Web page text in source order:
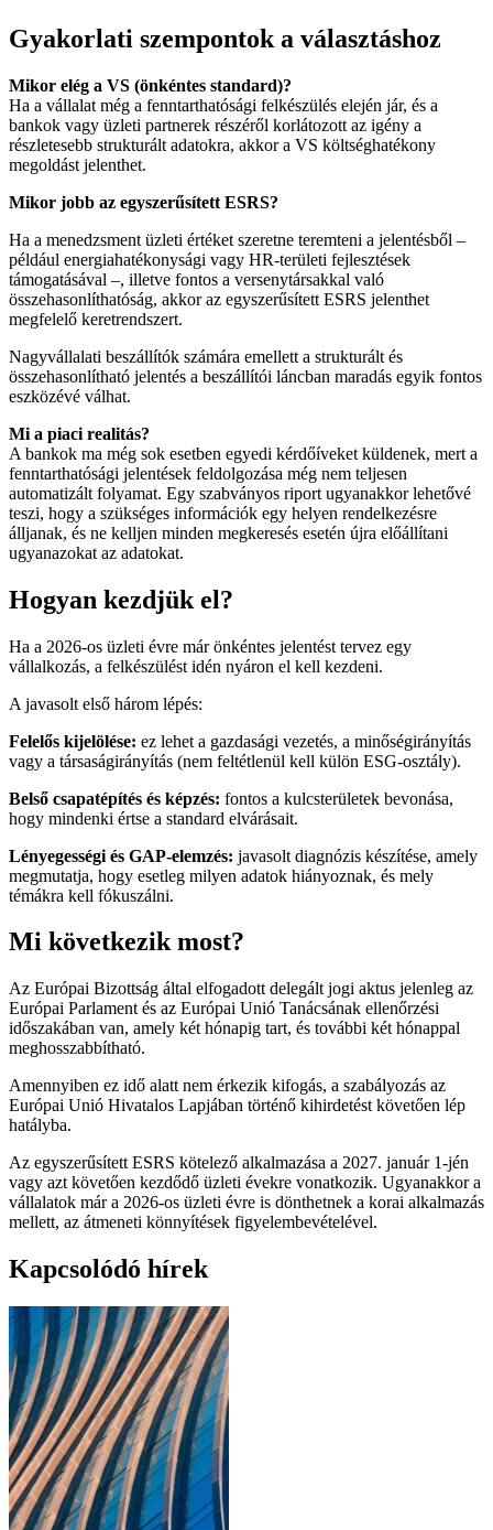
Gyakorlati szempontok a választáshoz
Mikor elég a VS (önkéntes standard)?
Ha a vállalat még a fenntarthatósági felkészülés elején jár, és a
bankok vagy üzleti partnerek részéről korlátozott az igény a
részletesebb strukturált adatokra, akkor a VS költséghatékony
megoldást jelenthet.
Mikor jobb az egyszerűsített ESRS?
Ha a menedzsment üzleti értéket szeretne teremteni a jelentésből –
például energiahatékonysági vagy HR-területi fejlesztések
támogatásával –, illetve fontos a versenytársakkal való
összehasonlíthatóság, akkor az egyszerűsített ESRS jelenthet
megfelelő keretrendszert.
Nagyvállalati beszállítók számára emellett a strukturált és
összehasonlítható jelentés a beszállítói láncban maradás egyik fontos
eszközévé válhat.
Mi a piaci realitás?
A bankok ma még sok esetben egyedi kérdőíveket küldenek, mert a
fenntarthatósági jelentések feldolgozása még nem teljesen
automatizált folyamat. Egy szabványos riport ugyanakkor lehetővé
teszi, hogy a szükséges információk egy helyen rendelkezésre
álljanak, és ne kelljen minden megkeresés esetén újra előállítani
ugyanazokat az adatokat.
Hogyan kezdjük el?
Ha a 2026-os üzleti évre már önkéntes jelentést tervez egy
vállalkozás, a felkészülést idén nyáron el kell kezdeni.
A javasolt első három lépés:
Felelős kijelölése: ez lehet a gazdasági vezetés, a minőségirányítás
vagy a társaságirányítás (nem feltétlenül kell külön ESG-osztály).
Belső csapatépítés és képzés: fontos a kulcsterületek bevonása,
hogy mindenki értse a standard elvárásait.
Lényegességi és GAP-elemzés: javasolt diagnózis készítése, amely
megmutatja, hogy esetleg milyen adatok hiányoznak, és mely
témákra kell fókuszálni.
Mi következik most?
Az Európai Bizottság által elfogadott delegált jogi aktus jelenleg az
Európai Parlament és az Európai Unió Tanácsának ellenőrzési
időszakában van, amely két hónapig tart, és további két hónappal
meghosszabbítható.
Amennyiben ez idő alatt nem érkezik kifogás, a szabályozás az
Európai Unió Hivatalos Lapjában történő kihirdetést követően lép
hatályba.
Az egyszerűsített ESRS kötelező alkalmazása a 2027. január 1-jén
vagy azt követően kezdődő üzleti évekre vonatkozik. Ugyanakkor a
vállalatok már a 2026-os üzleti évre is dönthetnek a korai alkalmazás
mellett, az átmeneti könnyítések figyelembevételével.
Kapcsolódó hírek